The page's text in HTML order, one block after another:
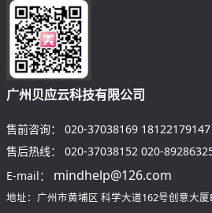
广州贝应云科技有限公司
售前咨询： 020-37038169 18122179147
售后热线：
020-37038152 020-
E-mail：
mindhelp@126.com
地址：广州市黄埔区 科学大道162号创意大厦